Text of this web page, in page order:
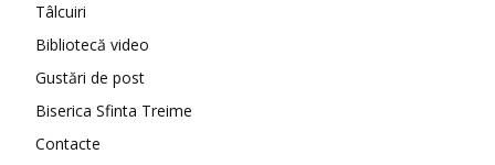
Tâlcuiri
Bibliotecă video
Gustări de post
Biserica Sfinta Treime
Contacte